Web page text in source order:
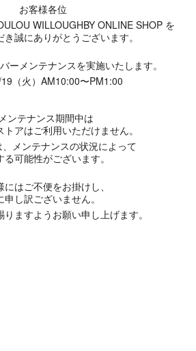
お客様各位
WILLOUGHBY ONLINE SHOP を
誠にありがとうございます。
ーメンテナンスを実施いたします。
（火）AM10:00〜PM1:00
ンテナンス期間中は
アはご利用いただけません。
メンテナンスの状況によって
る可能性がございます。
にはご不便をお掛けし、
申し訳ございません。
ますようお願い申し上げます。